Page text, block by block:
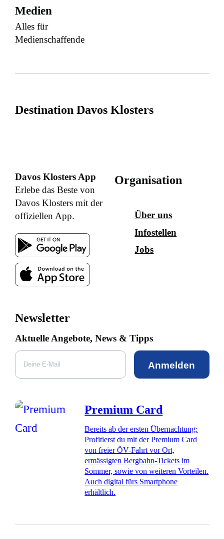
Medien
Alles für
Medienschaffende
Destination Davos Klosters
Davos Klosters App
Erlebe das Beste von
Davos Klosters mit der
offiziellen App.
Organisation
Über uns
Infostellen
Jobs
Newsletter
Aktuelle Angebote, News & Tipps
Anmelden
Premium Card
Bereits ab der ersten Übernachtung:
Profitierst du mit der Premium Card
von freier ÖV-Fahrt vor Ort,
ermässigten Bergbahn-Tickets im
Sommer, sowie von weiteren Vorteilen.
Auch digital fürs Smartphone
erhältlich.